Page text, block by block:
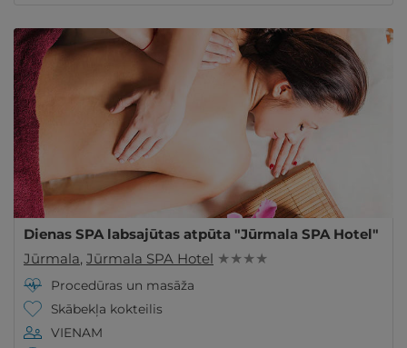
Dienas SPA labsajūtas atpūta "Jūrmala SPA Hotel"
Jūrmala, Jūrmala SPA Hotel ★ ★ ★ ★
Procedūras un masāža
Skābekļa kokteilis
VIENAM